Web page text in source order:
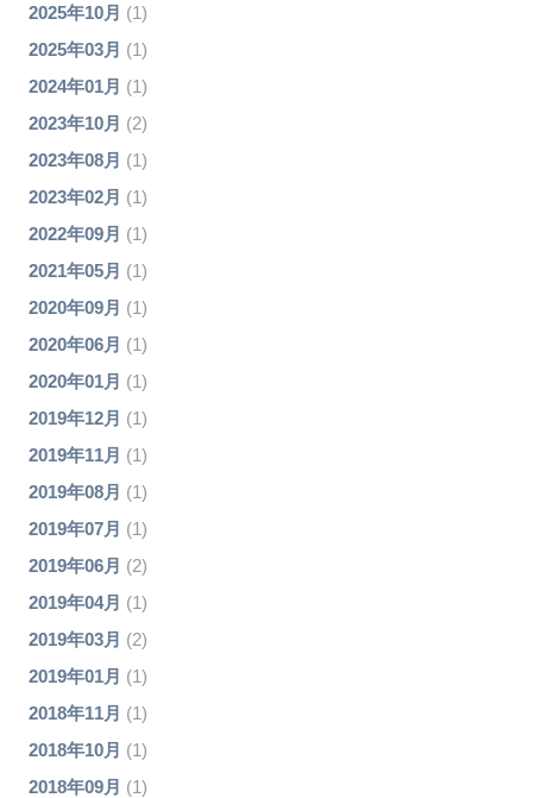
2025年10月 (1)
2025年03月 (1)
2024年01月 (1)
2023年10月 (2)
2023年08月 (1)
2023年02月 (1)
2022年09月 (1)
2021年05月 (1)
2020年09月 (1)
2020年06月 (1)
2020年01月 (1)
2019年12月 (1)
2019年11月 (1)
2019年08月 (1)
2019年07月 (1)
2019年06月 (2)
2019年04月 (1)
2019年03月 (2)
2019年01月 (1)
2018年11月 (1)
2018年10月 (1)
2018年09月 (1)